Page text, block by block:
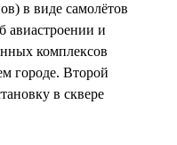
в виде самолётов
авиастроении и
комплексов
городе. Второй
в сквере